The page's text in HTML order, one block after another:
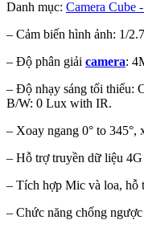
Danh mục: Camera Cube
– Cảm biến hình ảnh: 1/
– Độ phân giải camera:
– Độ nhạy sáng tối thiểu:
B/W: 0 Lux with IR.
– Xoay ngang 0° to 345°,
– Hỗ trợ truyền dữ liệu
– Tích hợp Mic và loa, hỗ
– Chức năng chống